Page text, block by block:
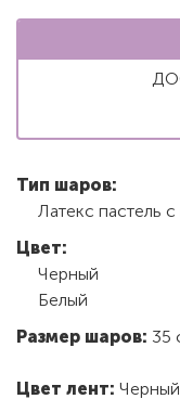
Тип шаров:
Латекс пастель
Цвет:
Черный
Белый
Размер шаров: 35
Цвет лент: Черный